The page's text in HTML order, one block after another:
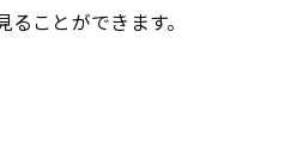
ことができます。